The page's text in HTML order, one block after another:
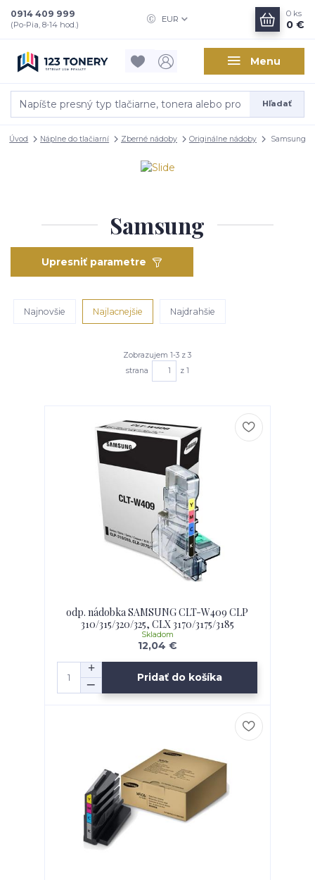
Menu
EUR
Hľadať
0914 409 999
(Po-Pia, 8-14 hod.)
0 ks
0 €
Úvod Náplne do tlačiarní Zberné nádoby Originálne nádoby Samsung
Samsung
Upresniť parametre
Najnovšie Najlacnejšie Najdrahšie
Zobrazujem 1-3 z 3
strana
z 1
odp. nádobka SAMSUNG CLT-W409 CLP
310/315/320/325, CLX 3170/3175/3185
12,04 €
Skladom
Pridať do košíka